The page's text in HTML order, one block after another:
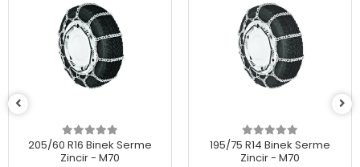
205/60 R16 Binek Serme
Zincir - M70
195/75 R14 Binek Serme
Zincir - M70